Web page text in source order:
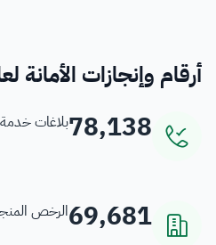
أرقام وإنجازات الأمانة لعام
78,138بلاغات خدمة
69,681الرخص